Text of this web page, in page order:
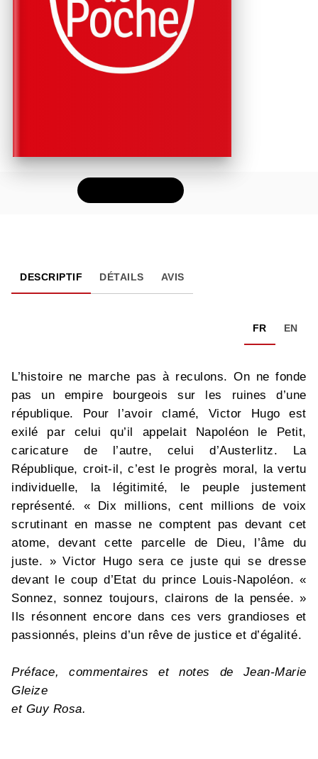
DESCRIPTIF DÉTAILS AVIS
FR EN
L’histoire ne marche pas à reculons. On ne fonde
pas un empire bourgeois sur les ruines d’une
république. Pour l’avoir clamé, Victor Hugo est
exilé par celui qu’il appelait Napoléon le Petit,
caricature de l’autre, celui d’Austerlitz. La
République, croit-il, c’est le progrès moral, la vertu
individuelle, la légitimité, le peuple justement
représenté. « Dix millions, cent millions de voix
scrutinant en masse ne comptent pas devant cet
atome, devant cette parcelle de Dieu, l’âme du
juste. » Victor Hugo sera ce juste qui se dresse
devant le coup d’Etat du prince Louis-Napoléon. «
Sonnez, sonnez toujours, clairons de la pensée. »
Ils résonnent encore dans ces vers grandioses et
passionnés, pleins d’un rêve de justice et d’égalité.
Préface, commentaires et notes de Jean-Marie
Gleize
et Guy Rosa.